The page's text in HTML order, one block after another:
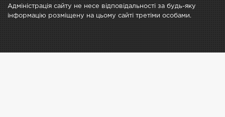
Адміністрація сайту не несе відповідальності за будь-яку
інформацію розміщену на цьому сайті третіми особами.